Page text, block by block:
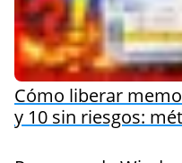
Cómo liberar
y 10 sin riesgos: